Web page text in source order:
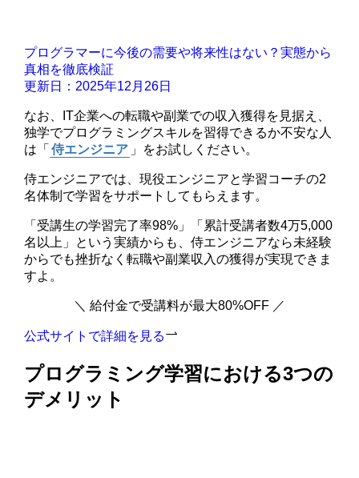
プログラマーに今後の需要や将来性はない？実態から
真相を徹底検証
更新日：2025年12月26日
なお、IT企業への転職や副業での収入獲得を見据え、
独学でプログラミングスキルを習得できるか不安な人
は「 侍エンジニア 」をお試しください。
侍エンジニアでは、現役エンジニアと学習コーチの2
名体制で学習をサポートしてもらえます。
「受講生の学習完了率98%」「累計受講者数4万5,000
名以上」という実績からも、侍エンジニアなら未経験
からでも挫折なく転職や副業収入の獲得が実現できま
すよ。
＼ 給付金で受講料が最大80%OFF ／
公式サイトで詳細を見る
プログラミング学習における3つの
デメリット